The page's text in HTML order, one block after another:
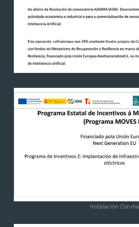
Instalación Coruña